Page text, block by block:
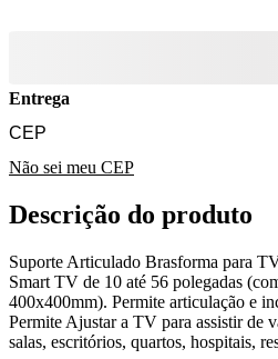
Entrega
Não sei meu CEP
Descrição do produto
Suporte Articulado Brasforma para
Smart TV de 10 até 56 polegadas
400x400mm). Permite articulação e
Permite Ajustar a TV para assistir de
salas, escritórios, quartos, hospitais,